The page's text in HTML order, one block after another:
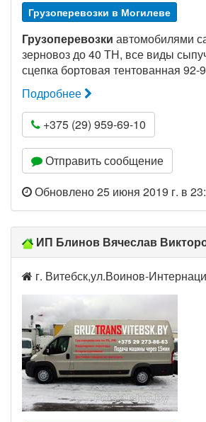
Грузоперевозки в Могилеве
Грузоперевозки автомобилями
зерновоз до 40 ТН, все виды
сцепка бортовая тентованная
Подробнее
+375 (29) 959-69-10
Отправить сообщение
Обновлено 25 июня 2019 г. в
ИП Блинов Вячеслав
г. Витебск,ул.Воинов-